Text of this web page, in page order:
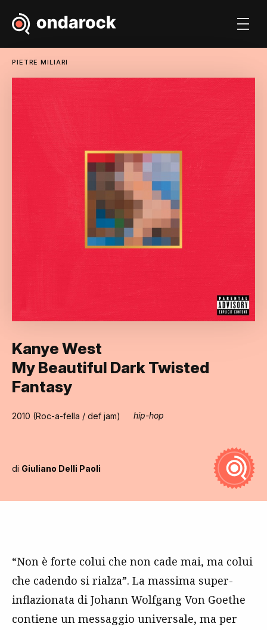
PIETRE MILIARI
Kanye West
My Beautiful Dark Twisted
Fantasy
2010 (Roc-a-fella / def jam) hip-hop
di Giuliano Delli Paoli
“Non è forte colui che non cade mai, ma colui
che cadendo si rialza”. La massima super-
inflazionata di Johann Wolfgang Von Goethe
contiene un messaggio universale, ma per